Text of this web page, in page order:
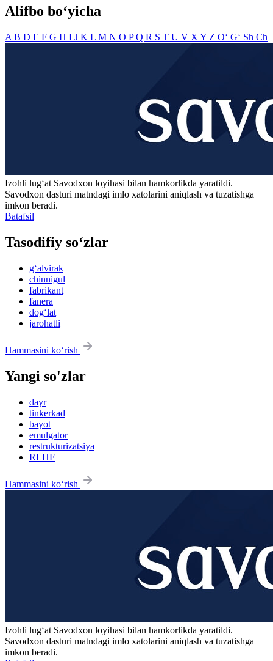
Alifbo bo‘yicha
A B D E F G H I J K L M N O PQ R S T U V X Y Z O‘ G‘ Sh Ch
Izohli lugʻat Savodxon loyihasi bilan hamkorlikda yaratildi.
Savodxon dasturi matndagi imlo xatolarini aniqlash va tuzatishga
imkon beradi.
Batafsil
Tasodifiy so‘zlar
g‘alvirak
chinnigul
fabrikant
fanera
dog‘lat
jarohatli
Hammasini ko‘rish
Yangi so'zlar
dayr
tinkerkad
bayot
emulgator
restrukturizatsiya
RLHF
Hammasini ko‘rish
Izohli lugʻat Savodxon loyihasi bilan hamkorlikda yaratildi.
Savodxon dasturi matndagi imlo xatolarini aniqlash va tuzatishga
imkon beradi.